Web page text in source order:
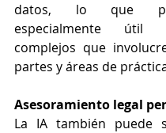
datos, lo que
especialmente útil
complejos que
partes y áreas de
Asesoramiento legal
La IA también puede